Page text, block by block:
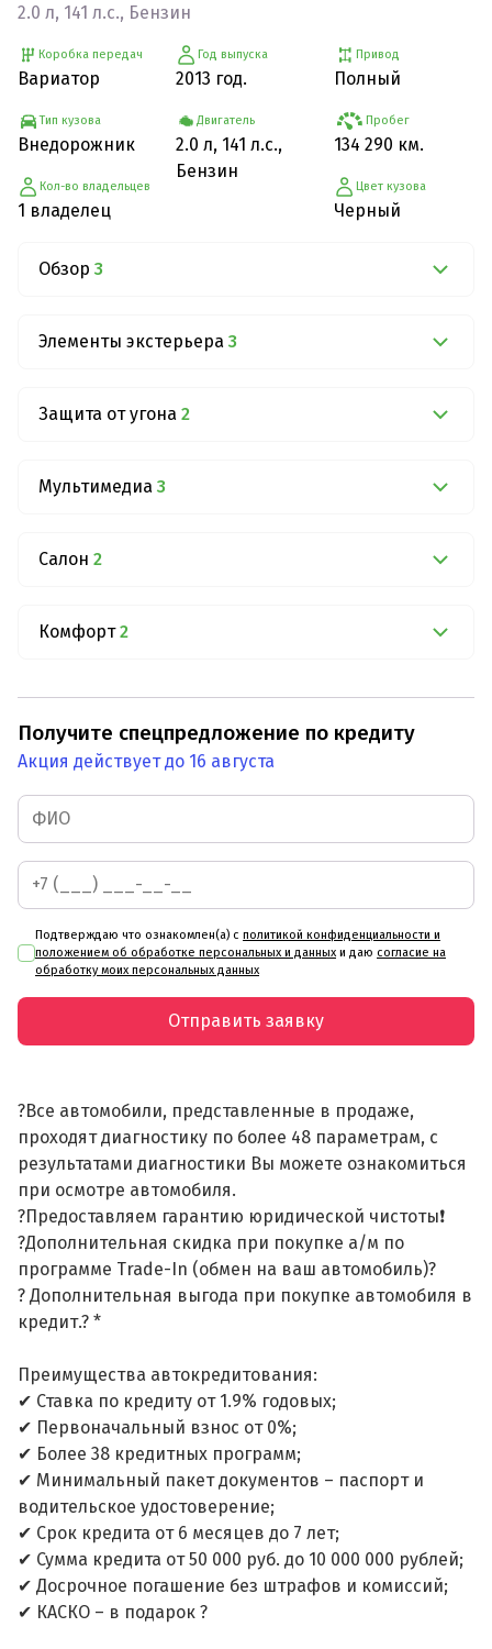
2.0 л, 141 л.с., Бензин
Коробка передач
Вариатор
Тип кузова
Внедорожник
Кол-во владельцев
1 владелец
Год выпуска
2013 год.
Двигатель
2.0 л, 141 л.с.,
Бензин
Привод
Полный
Пробег
134 290 км.
Цвет кузова
Черный
Обзор 3
Элементы экстерьера 3
Защита от угона 2
Мультимедиа 3
Салон 2
Комфорт 2
Получите спецпредложение по кредиту
Акция действует до 16 августа
Подтверждаю что ознакомлен(а) с политикой конфиденциальности и
положением об обработке персональных и данных и даю согласие на
обработку моих персональных данных
Отправить заявку
?Все автомобили, представленные в продаже,
проходят диагностику по более 48 параметрам, с
результатами диагностики Вы можете ознакомиться
при осмотре автомобиля.
?Предоставляем гарантию юридической чистоты❗
?Дополнительная скидка при покупке а/м по
программе Trade-In (обмен на ваш автомобиль)?
? Дополнительная выгода при покупке автомобиля в
кредит.? *
Преимущества автокредитования:
✔ Ставка по кредиту от 1.9% годовых;
✔ Первоначальный взнос от 0%;
✔ Более 38 кредитных программ;
✔ Минимальный пакет документов – паспорт и
водительское удостоверение;
✔ Срок кредита от 6 месяцев до 7 лет;
✔ Сумма кредита от 50 000 руб. до 10 000 000 рублей;
✔ Досрочное погашение без штрафов и комиссий;
✔ КАСКО – в подарок ?